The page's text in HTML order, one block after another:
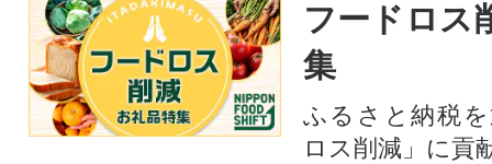
フードロス
集
ふるさと納税
ロス削減」に貢